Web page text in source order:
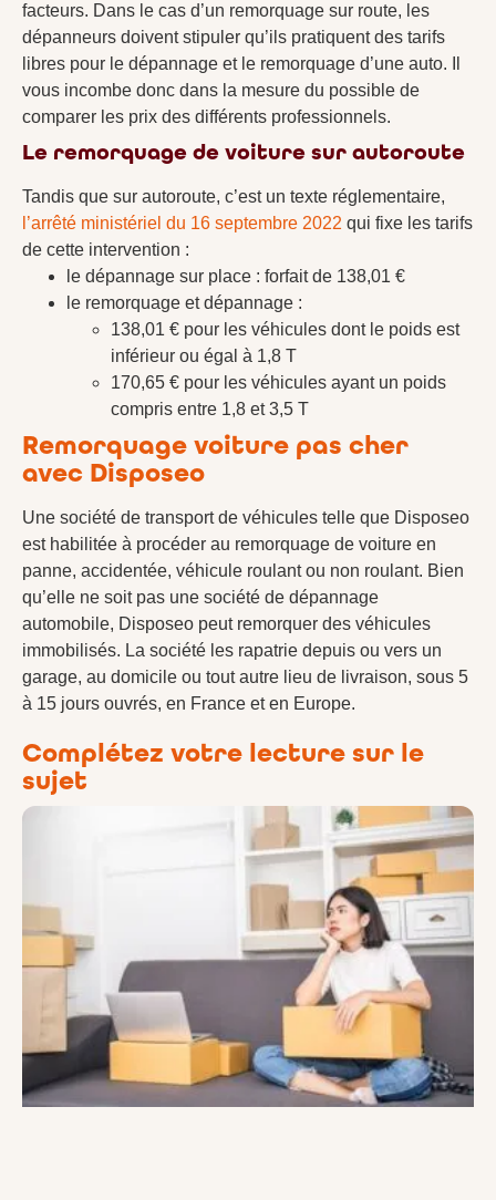
facteurs. Dans le cas d’un remorquage sur route, les
dépanneurs doivent stipuler qu’ils pratiquent des tarifs
libres pour le dépannage et le remorquage d’une auto. Il
vous incombe donc dans la mesure du possible de
comparer les prix des différents professionnels.
Le remorquage de voiture sur autoroute
Tandis que sur autoroute, c’est un texte réglementaire,
l’arrêté ministériel du 16 septembre 2022 qui fixe les tarifs
de cette intervention :
le dépannage sur place : forfait de 138,01 €
le remorquage et dépannage :
138,01 € pour les véhicules dont le poids est
inférieur ou égal à 1,8 T
170,65 € pour les véhicules ayant un poids
compris entre 1,8 et 3,5 T
Remorquage voiture pas cher
avec Disposeo
Une société de transport de véhicules telle que Disposeo
est habilitée à procéder au remorquage de voiture en
panne, accidentée, véhicule roulant ou non roulant. Bien
qu’elle ne soit pas une société de dépannage
automobile, Disposeo peut remorquer des véhicules
immobilisés. La société les rapatrie depuis ou vers un
garage, au domicile ou tout autre lieu de livraison, sous 5
à 15 jours ouvrés, en France et en Europe.
Complétez votre lecture sur le
sujet